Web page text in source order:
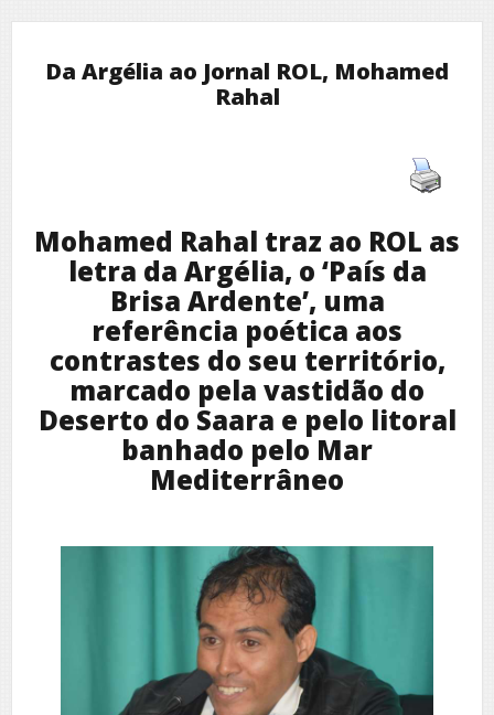
Da Argélia ao Jornal ROL, Mohamed
Rahal
Mohamed Rahal traz ao ROL as
letra da Argélia, o ‘País da
Brisa Ardente’, uma
referência poética aos
contrastes do seu território,
marcado pela vastidão do
Deserto do Saara e pelo litoral
banhado pelo Mar
Mediterrâneo